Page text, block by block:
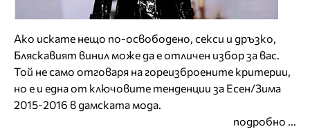
Ако искате нещо по-освободено, секси и дръзко,
Бляскавият винил може да е отличен избор за вас.
Той не само отговаря на гореизброените критерии,
но е и една от ключовите тенденции за Есен/Зима
2015-2016 в дамската мода.
подробно ...